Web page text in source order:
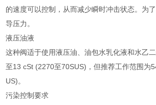
的速度可以控制，从而减少瞬时冲击状态。为
导压力。
液压油液
这种阀适于使用液压油、油包水乳化液和水乙
至13 cSt (2270至70SUS)，但推荐工作范围为
US)。
污染控制要求